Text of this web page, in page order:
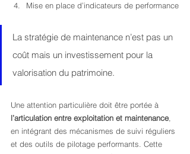
Mise en place d’indicateurs de performance
La stratégie de maintenance n’est pas un
coût mais un investissement pour la
valorisation du patrimoine.
Une attention particulière doit être portée à
l’articulation entre exploitation et maintenance
en intégrant des mécanismes de suivi réguliers
et des outils de pilotage performants. Cette